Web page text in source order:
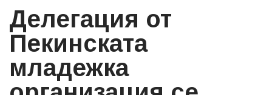
Делегация от
Пекинската
младежка